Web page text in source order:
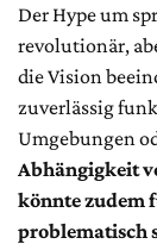
Der Hype um
revolutionär,
die Vision
zuverlässig
Umgebungen
Abhängigkeit
könnte zudem
problematisch